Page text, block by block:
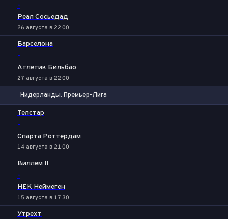
-
Реал Сосьедад
26 августа в 22:00
Барселона
-
Атлетик Бильбао
27 августа в 22:00
Нидерланды. Премьер-Лига
Телстар
-
Спарта Роттердам
14 августа в 21:00
Виллем II
-
НЕК Неймеген
15 августа в 17:30
Утрехт